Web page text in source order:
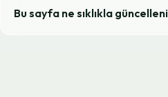
Bu sayfa ne sıklıkla